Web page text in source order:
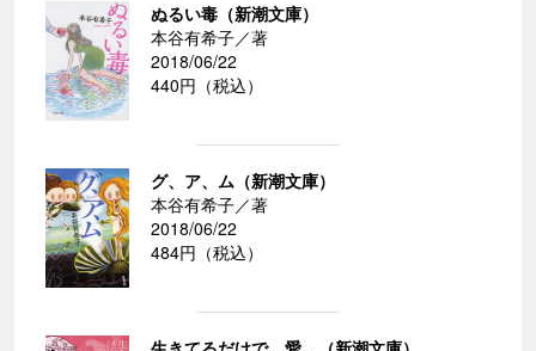
ぬるい毒（新潮文庫）
本谷有希子／著
2018/06/22
440円（税込）
グ、ア、ム（新潮文庫）
本谷有希子／著
2018/06/22
484円（税込）